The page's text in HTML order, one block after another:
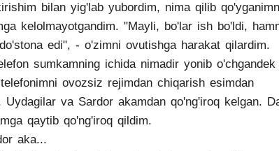
bilan yig'lab yubordim, nima qilib
kelolmayotgandim. "Mayli, bo'lar ish bo'ldi,
edi", - o'zimni ovutishga harakat qilardim.
sumkamning ichida nimadir yonib o'chgandek
ovozsiz rejimdan chiqarish esimdan
Uydagilar va Sardor akamdan qo'ng'iroq kelgan.
qaytib qo'ng'iroq qildim.
aka...